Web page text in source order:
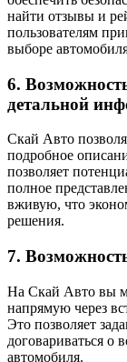
найти отзывы и
пользователям
выборе
6.
детальной
Скай Авто
подробное
позволяет
полное
вживую, что
решения.
7.
На Скай Авто вы
напрямую через
Это позволяет
договариваться о
автомобиля.